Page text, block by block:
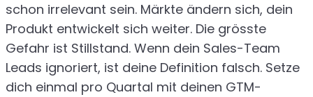
schon irrelevant sein. Märkte ändern sich, dein
Produkt entwickelt sich weiter. Die grösste
Gefahr ist Stillstand. Wenn dein Sales-Team
Leads ignoriert, ist deine Definition falsch. Setze
dich einmal pro Quartal mit deinen GTM-